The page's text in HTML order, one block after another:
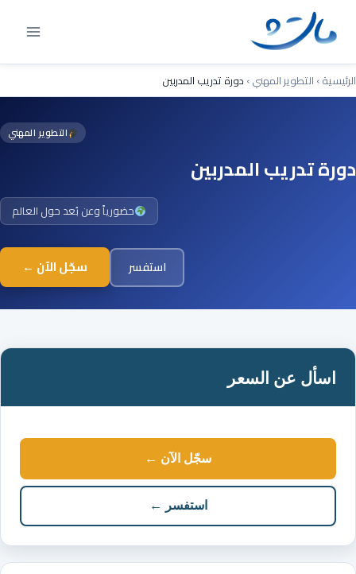
content
الرئيسية› التطوير المهني› دورة تدريب المدربين
التطوير المهني
دورة تدريب المدربين
حضورياً وعن بُعد حول العالم
سجّل الآن ← استفسر
اسأل عن السعر
سجّل الآن ←
استفسر ←